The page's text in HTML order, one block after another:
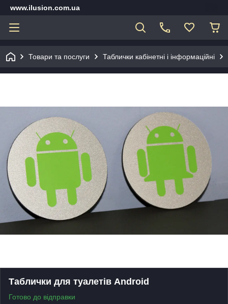
www.ilusion.com.ua
Товари та послуги Таблички кабінетні і інформаційні
Таблички для туалетів Android
Готово до відправки